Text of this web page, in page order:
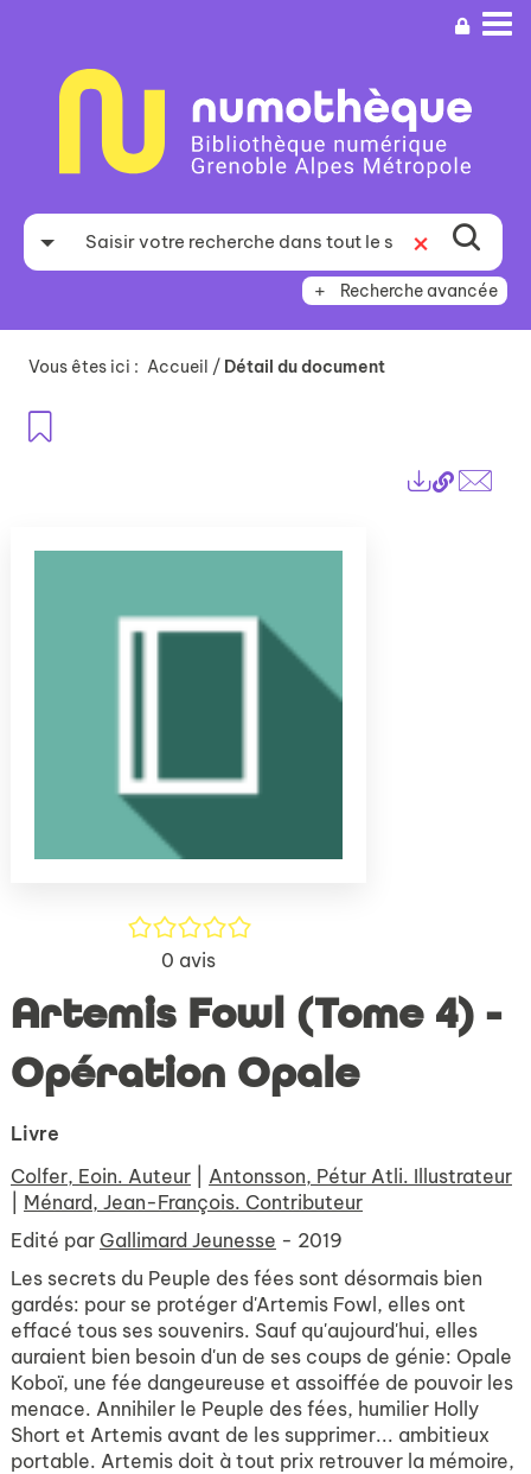
recherche
Recherche avancée
Vous êtes ici : Accueil / Détail du document
Lien
/5
0 avis
Artemis Fowl (Tome 4) -
Opération Opale
Livre
Colfer, Eoin. Auteur
Antonsson, Pétur Atli. Illustrateur
Ménard, Jean-François. Contributeur
Edité par Gallimard Jeunesse - 2019
Les secrets du Peuple des fées sont désormais bien
gardés: pour se protéger d'Artemis Fowl, elles ont
effacé tous ses souvenirs. Sauf qu'aujourd'hui, elles
auraient bien besoin d'un de ses coups de génie: Opale
Koboï, une fée dangeureuse et assoiffée de pouvoir les
menace. Annihiler le Peuple des fées, humilier Holly
Short et Artemis avant de les supprimer... ambitieux
portable. Artemis doit à tout prix retrouver la mémoire,